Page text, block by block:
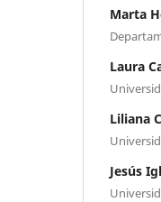
Marta
Laura
Liliana
Jesús